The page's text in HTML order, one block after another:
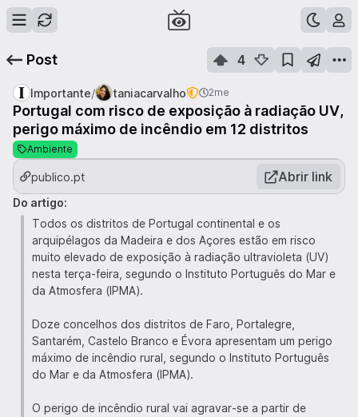
Post 4
Importante/ taniacarvalho 2me
Portugal com risco de exposição à radiação UV,
perigo máximo de incêndio em 12 distritos
Ambiente
publico.pt Abrir link
Do artigo:
Todos os distritos de Portugal continental e os
arquipélagos da Madeira e dos Açores estão em risco
muito elevado de exposição à radiação ultravioleta (UV)
nesta terça-feira, segundo o Instituto Português do Mar e
da Atmosfera (IPMA).
Doze concelhos dos distritos de Faro, Portalegre,
Santarém, Castelo Branco e Évora apresentam um perigo
máximo de incêndio rural, segundo o Instituto Português
do Mar e da Atmosfera (IPMA).
O perigo de incêndio rural vai agravar-se a partir de